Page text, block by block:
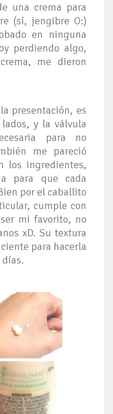
una crema para
(sí, jengibre O:)
en ninguna
perdiendo algo,
me dieron
presentación, es
y la válvula
para no
me pareció
los ingredientes,
para que cada
por el caballito
cumple con
mi favorito, no
xD. Su textura
para hacerla
días.